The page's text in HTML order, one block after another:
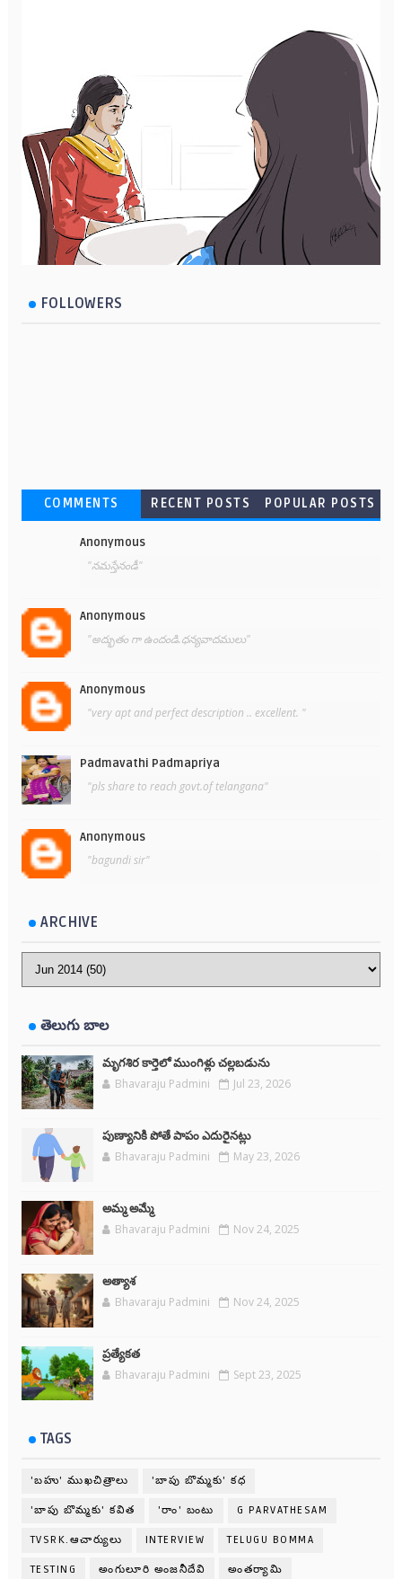
FOLLOWERS
COMMENTS RECENT POSTS POPULAR POSTS
Anonymous
"నమస్తేనండీ"
Anonymous
"అద్భుతం గా ఉందండి.ధన్యవాదములు"
Anonymous
"very apt and perfect description .. excellent. "
Padmavathi Padmapriya
"pls share to reach govt.of telangana"
Anonymous
"bagundi sir"
ARCHIVE
తెలుగు బాల
మృగశిర కార్తెలో ముంగిళ్లు చల్లబడును
Bhavaraju Padmini Jul 23, 2026
పుణ్యానికి పోతే పాపం ఎదురైనట్లు
Bhavaraju Padmini May 23, 2026
అమ్మ అమ్మే
Bhavaraju Padmini Nov 24, 2025
అత్యాశ
Bhavaraju Padmini Nov 24, 2025
ప్రత్యేకత
Bhavaraju Padmini Sept 23, 2025
TAGS
'బహు' ముఖచిత్రాలు 'బాపు బొమ్మకు' కధ
'బాపు బొమ్మకు' కవిత 'రాం' బంటు G PARVATHESAM
TVSRK.ఆచార్యులు INTERVIEW TELUGU BOMMA
TESTING అంగులూరి అంజనీదేవి అంతర్యామి